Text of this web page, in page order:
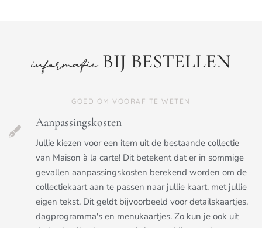
informatieBIJ BESTELLEN
GOED OM VOORAF TE WETEN
Aanpassingskosten
Jullie kiezen voor een item uit de bestaande collectie
van Maison à la carte! Dit betekent dat er in sommige
gevallen aanpassingskosten berekend worden om de
collectiekaart aan te passen naar jullie kaart, met jullie
eigen tekst. Dit geldt bijvoorbeeld voor detailskaartjes,
dagprogramma's en menukaartjes. Zo kun je ook uit